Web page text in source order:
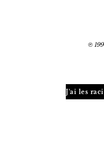
℗
J'ai les